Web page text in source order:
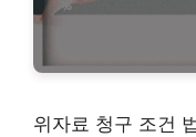
위자료 청구 조건